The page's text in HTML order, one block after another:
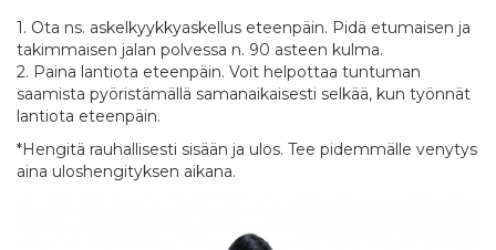
1. Ota ns. askelkyykkyaskellus eteenpäin. Pidä etumaisen ja
takimmaisen jalan polvessa n. 90 asteen kulma.
2. Paina lantiota eteenpäin. Voit helpottaa tuntuman
saamista pyöristämällä samanaikaisesti selkää, kun työnnät
lantiota eteenpäin.
*Hengitä rauhallisesti sisään ja ulos. Tee pidemmälle venytys
aina uloshengityksen aikana.